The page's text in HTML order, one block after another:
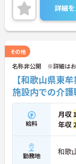
詳細
その他
名称非公開 ※詳細はお
【和歌山県東
施設内での介護
給料
月収
年収
勤務地 和歌